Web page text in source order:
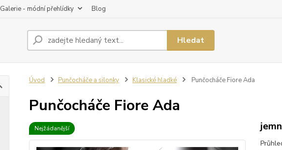
Galerie - módní přehlídky Blog
Hledat
Úvod Punčocháče a silonky Klasické hladké Punčocháče Fiore Ada
Punčocháče Fiore Ada
Nejžádanější